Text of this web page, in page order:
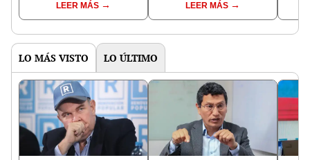
LEER MÁS
3 años, informó su
abogado
LEER MÁS
LO MÁS VISTO LO ÚLTIMO